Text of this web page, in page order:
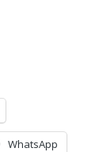
WhatsApp